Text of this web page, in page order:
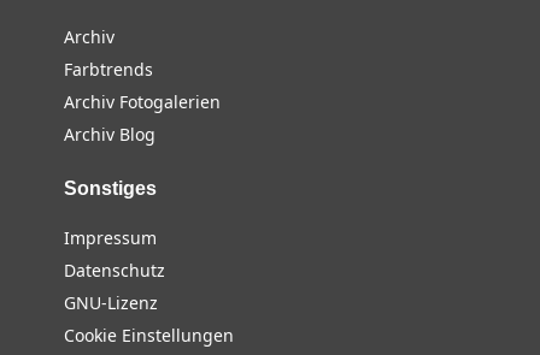
Archiv
Farbtrends
Archiv Fotogalerien
Archiv Blog
Sonstiges
Impressum
Datenschutz
GNU-Lizenz
Cookie Einstellungen